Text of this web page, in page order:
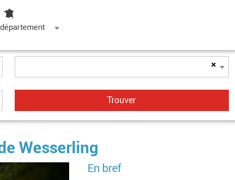
×
Wesserling
Image